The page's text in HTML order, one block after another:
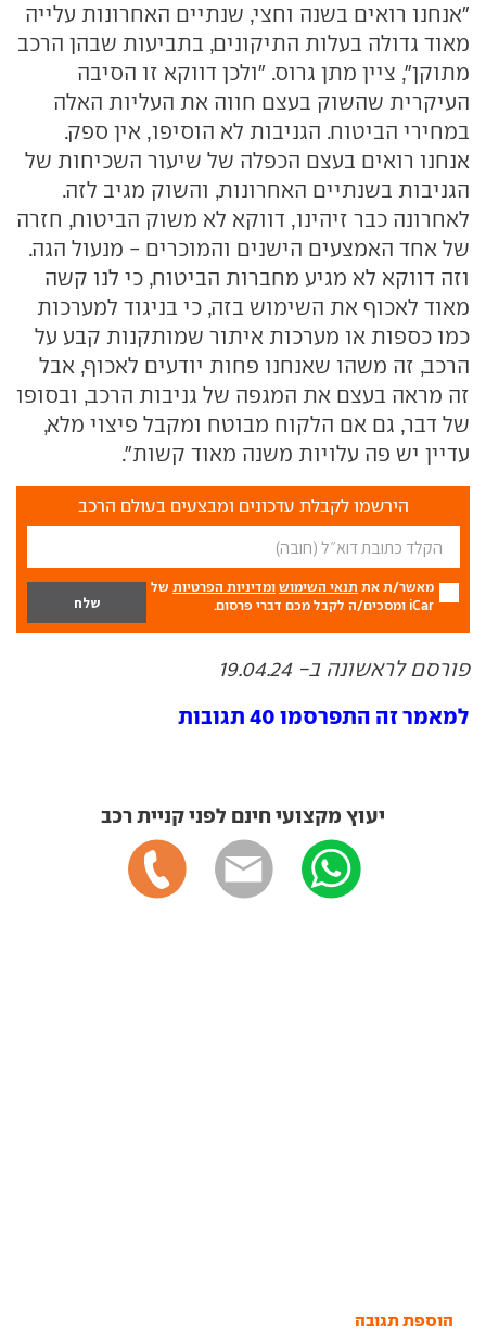
"אנחנו רואים בשנה וחצי, שנתיים האחרונות עלייה
מאוד גדולה בעלות התיקונים, בתביעות שבהן הרכב
מתוקן", ציין מתן גרוס. "ולכן דווקא זו הסיבה
העיקרית שהשוק בעצם חווה את העליות האלה
במחירי הביטוח. הגניבות לא הוסיפו, אין ספק.
אנחנו רואים בעצם הכפלה של שיעור השכיחות של
הגניבות בשנתיים האחרונות, והשוק מגיב לזה.
לאחרונה כבר זיהינו, דווקא לא משוק הביטוח, חזרה
של אחד האמצעים הישנים והמוכרים - מנעול הגה.
וזה דווקא לא מגיע מחברות הביטוח, כי לנו קשה
מאוד לאכוף את השימוש בזה, כי בניגוד למערכות
כמו כספות או מערכות איתור שמותקנות קבע על
הרכב, זה משהו שאנחנו פחות יודעים לאכוף, אבל
זה מראה בעצם את המגפה של גניבות הרכב, ובסופו
של דבר, גם אם הלקוח מבוטח ומקבל פיצוי מלא,
עדיין יש פה עלויות משנה מאוד קשות".
הירשמו לקבלת עדכונים ומבצעים בעולם הרכב
מאשר/ת את תנאי השימוש ומדיניות הפרטיות של
iCar ומסכים/ה לקבל מכם דברי פרסום.
פורסם לראשונה ב- 19.04.24
למאמר זה התפרסמו 40 תגובות
יעוץ מקצועי חינם לפני קניית רכב
הוספת תגובה